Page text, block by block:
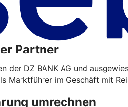
Partner
der DZ BANK AG und
Marktführer im Geschäft mit
umrechnen